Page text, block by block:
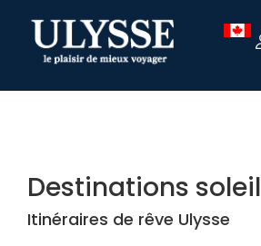
TEST
Destinations soleil
Itinéraires de rêve Ulysse